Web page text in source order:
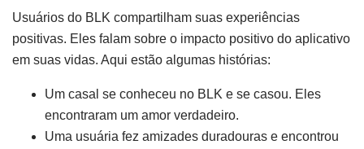
Usuários do BLK compartilham suas experiências
positivas. Eles falam sobre o impacto positivo do aplicativo
em suas vidas. Aqui estão algumas histórias:
Um casal se conheceu no BLK e se casou. Eles
encontraram um amor verdadeiro.
Uma usuária fez amizades duradouras e encontrou